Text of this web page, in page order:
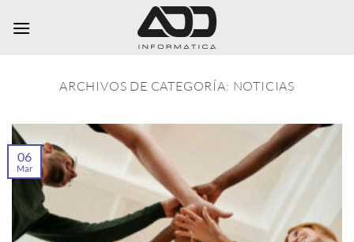
ARCHIVOS DE CATEGORÍA: NOTICIAS
06
Mar